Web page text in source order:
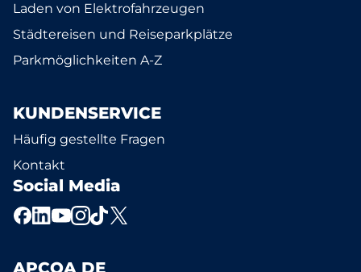
Laden von Elektrofahrzeugen
Städtereisen und Reiseparkplätze
Parkmöglichkeiten A-Z
KUNDENSERVICE
Häufig gestellte Fragen
Kontakt
Social Media
APCOA DE